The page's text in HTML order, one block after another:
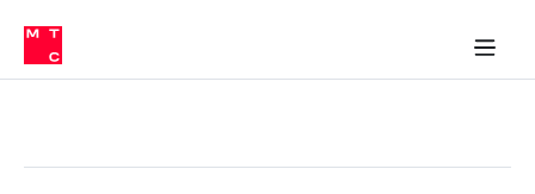
Медиа-центр
и акционерам
Устойчивое развитие
Комплаенс и деловая этика
компании
Карьера
в МТС